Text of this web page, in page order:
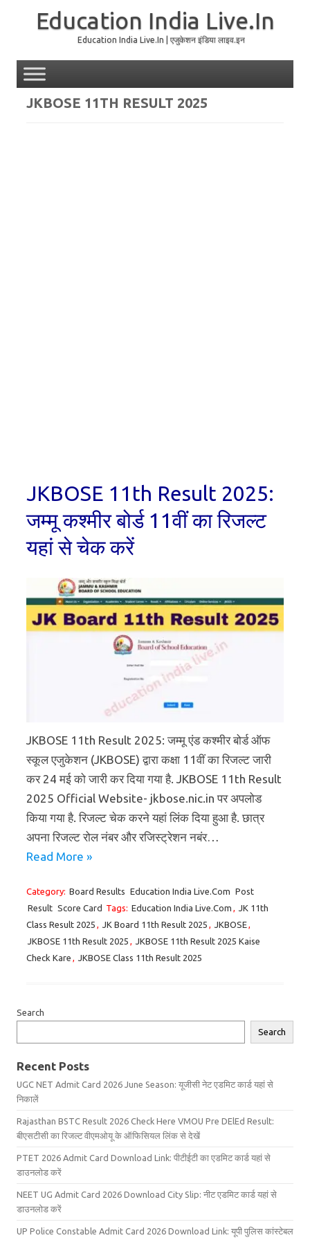
Education India Live.In
Education India Live.In | एजुकेशन इंडिया लाइव.इन
JKBOSE 11TH RESULT 2025
JKBOSE 11th Result 2025:
जम्मू कश्मीर बोर्ड 11वीं का रिजल्ट
यहां से चेक करें
JKBOSE 11th Result 2025: जम्मू एंड कश्मीर बोर्ड ऑफ
स्कूल एजुकेशन (JKBOSE) द्वारा कक्षा 11वीं का रिजल्ट जारी
कर 24 मई को जारी कर दिया गया है. JKBOSE 11th Result
2025 Official Website- jkbose.nic.in पर अपलोड
किया गया है. रिजल्ट चेक करने यहां लिंक दिया हुआ है. छात्र
अपना रिजल्ट रोल नंबर और रजिस्ट्रेशन नबंर…
Read More »
Category: Board Results Education India Live.Com Post
Result Score Card Tags: Education India Live.Com , JK 11th
Class Result 2025 , JK Board 11th Result 2025 , JKBOSE,
JKBOSE 11th Result 2025 , JKBOSE 11th Result 2025 Kaise
Check Kare , JKBOSE Class 11th Result 2025
Search
Search
Recent Posts
UGC NET Admit Card 2026 June Season: यूजीसी नेट एडमिट कार्ड यहां से
निकालें
Rajasthan BSTC Result 2026 Check Here VMOU Pre DElEd Result:
बीएसटीसी का रिजल्ट वीएमओयू के ऑफिसियल लिंक से देखें
PTET 2026 Admit Card Download Link: पीटीईटी का एडमिट कार्ड यहां से
डाउनलोड करें
NEET UG Admit Card 2026 Download City Slip: नीट एडमिट कार्ड यहां से
डाउनलोड करें
UP Police Constable Admit Card 2026 Download Link: यूपी पुलिस कांस्टेबल